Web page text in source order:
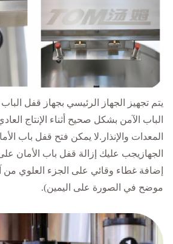
يتم تجهيز الجهاز الرئيسي بجهاز قفل الباب
الباب الآمن بشكل صحيح أثناء الإنتاج
المعدات والإنذار.لا يمكن فتح قفل باب
الجهازيجب عليك إزالة قفل باب الأمان
إضافة غطاء وقائي على الجزء العلوي من
موضح في الصورة على اليمين).